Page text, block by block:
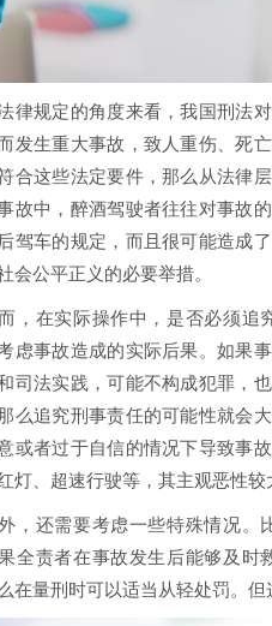
规定的角度来看，我国刑法对
发生重大事故，致人重伤、死
合这些法定要件，那么从法律
故中，醉酒驾驶者往往对事故
驾车的规定，而且很可能造成
会公平正义的必要举措。
在实际操作中，是否必须追
虑事故造成的实际后果。如果
司法实践，可能不构成犯罪，
么追究刑事责任的可能性就会
或者过于自信的情况下导致事
灯、超速行驶等，其主观恶性较
还需要考虑一些特殊情况。
全责者在事故发生后能够及时
在量刑时可以适当从轻处罚。